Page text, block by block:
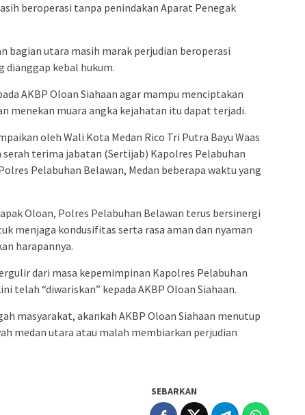
beroperasi tanpa penindakan Aparat Penegak
bagian utara masih marak perjudian beroperasi
dianggap kebal hukum.
AKBP Oloan Siahaan agar mampu menciptakan
menekan muara angka kejahatan itu dapat terjadi.
oleh Wali Kota Medan Rico Tri Putra Bayu Waas
serah terima jabatan (Sertijab) Kapolres Pelabuhan
Pelabuhan Belawan, Medan beberapa waktu yang
Oloan, Polres Pelabuhan Belawan terus bersinergi
menjaga kondusifitas serta rasa aman dan nyaman
harapannya.
dari masa kepemimpinan Kapolres Pelabuhan
telah “diwariskan” kepada AKBP Oloan Siahaan.
masyarakat, akankah AKBP Oloan Siahaan menutup
medan utara atau malah membiarkan perjudian
SEBARKAN